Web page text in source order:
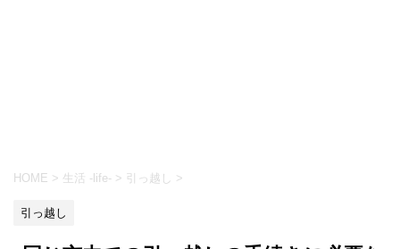
HOME > 生活 -life- > 引っ越し >
引っ越し